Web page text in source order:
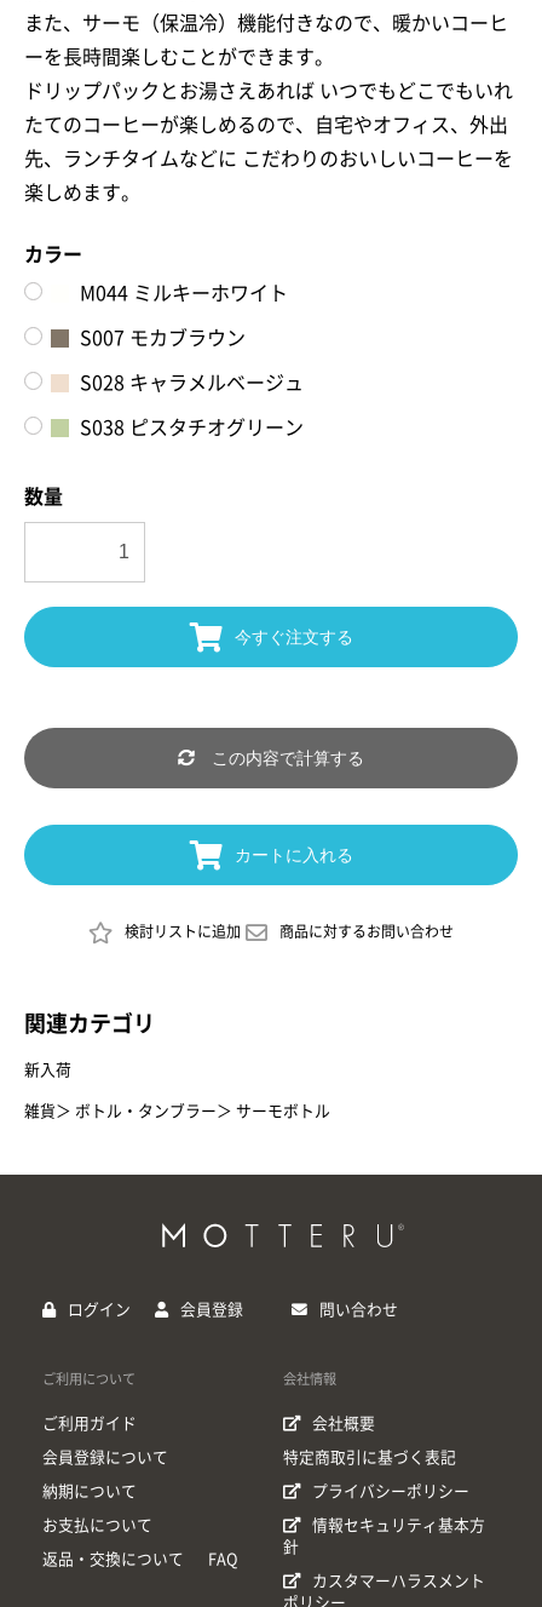
また、サーモ（保温冷）機能付きなので、暖かいコーヒ
ーを長時間楽しむことができます。
ドリップパックとお湯さえあれば いつでもどこでもいれ
たてのコーヒーが楽しめるので、自宅やオフィス、外出
先、ランチタイムなどに こだわりのおいしいコーヒーを
楽しめます。
カラー
M044 ミルキーホワイト
S007 モカブラウン
S028 キャラメルベージュ
S038 ピスタチオグリーン
数量
今すぐ注文する
お買い物を続ける カートへ進む
この内容で計算する
カートに入れる
検討リストに追加 商品に対するお問い合わせ
関連カテゴリ
新入荷
雑貨 ＞ ボトル・タンブラー ＞ サーモボトル
ログイン 会員登録 問い合わせ
ご利用について
ご利用ガイド
会員登録について
納期について
お支払について
返品・交換について FAQ
会社情報
会社概要
特定商取引に基づく表記
プライバシーポリシー
情報セキュリティ基本方
針
カスタマーハラスメント
ポリシー